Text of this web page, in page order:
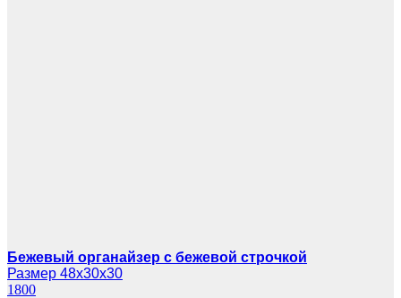
Бежевый органайзер с бежевой строчкой
Размер 48х30х30
1800